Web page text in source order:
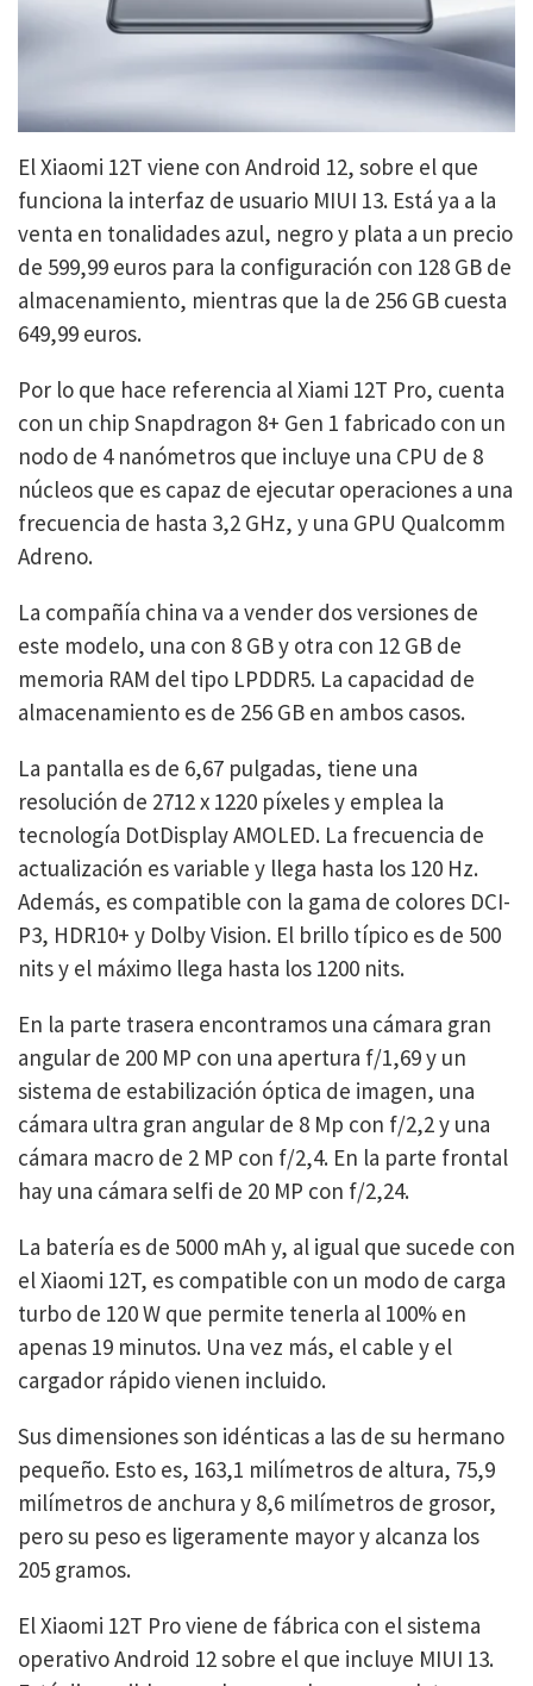
El Xiaomi 12T viene con Android 12, sobre el que
funciona la interfaz de usuario MIUI 13. Está ya a la
venta en tonalidades azul, negro y plata a un precio
de 599,99 euros para la configuración con 128 GB de
almacenamiento, mientras que la de 256 GB cuesta
649,99 euros.
Por lo que hace referencia al Xiami 12T Pro, cuenta
con un chip Snapdragon 8+ Gen 1 fabricado con un
nodo de 4 nanómetros que incluye una CPU de 8
núcleos que es capaz de ejecutar operaciones a una
frecuencia de hasta 3,2 GHz, y una GPU Qualcomm
Adreno.
La compañía china va a vender dos versiones de
este modelo, una con 8 GB y otra con 12 GB de
memoria RAM del tipo LPDDR5. La capacidad de
almacenamiento es de 256 GB en ambos casos.
La pantalla es de 6,67 pulgadas, tiene una
resolución de 2712 x 1220 píxeles y emplea la
tecnología DotDisplay AMOLED. La frecuencia de
actualización es variable y llega hasta los 120 Hz.
Además, es compatible con la gama de colores DCI-
P3, HDR10+ y Dolby Vision. El brillo típico es de 500
nits y el máximo llega hasta los 1200 nits.
En la parte trasera encontramos una cámara gran
angular de 200 MP con una apertura f/1,69 y un
sistema de estabilización óptica de imagen, una
cámara ultra gran angular de 8 Mp con f/2,2 y una
cámara macro de 2 MP con f/2,4. En la parte frontal
hay una cámara selfi de 20 MP con f/2,24.
La batería es de 5000 mAh y, al igual que sucede con
el Xiaomi 12T, es compatible con un modo de carga
turbo de 120 W que permite tenerla al 100% en
apenas 19 minutos. Una vez más, el cable y el
cargador rápido vienen incluido.
Sus dimensiones son idénticas a las de su hermano
pequeño. Esto es, 163,1 milímetros de altura, 75,9
milímetros de anchura y 8,6 milímetros de grosor,
pero su peso es ligeramente mayor y alcanza los
205 gramos.
El Xiaomi 12T Pro viene de fábrica con el sistema
operativo Android 12 sobre el que incluye MIUI 13.